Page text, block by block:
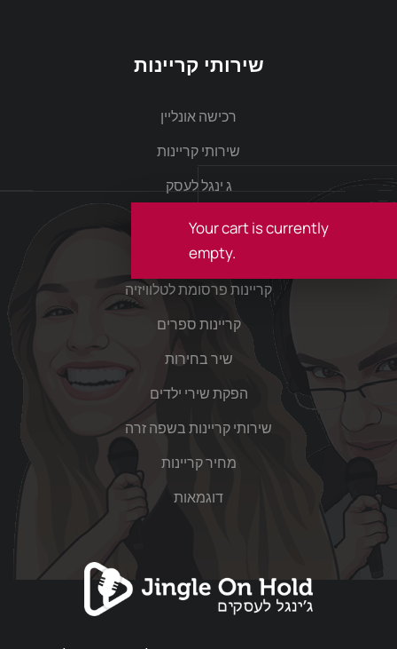
Your cart is currently
empty.
שירותי קריינות
רכישה אונליין
שירותי קריינות
ג ינגל לעסק
מיתוג קולי
קריינות לסרטון
קריינות פרסומת לטלוויזיה
קריינות ספרים
שיר בחירות
הפקת שירי ילדים
שירותי קריינות בשפה זרה
מחיר קריינות
דוגמאות